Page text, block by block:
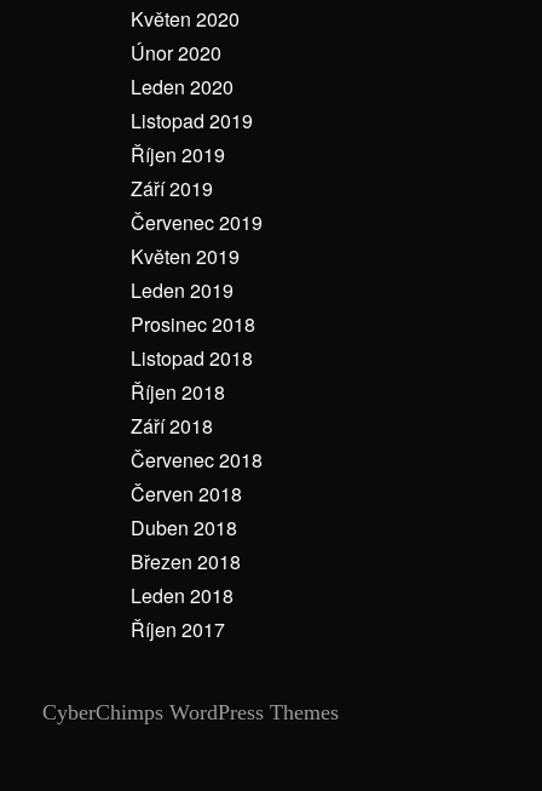
Květen 2020
Únor 2020
Leden 2020
Listopad 2019
Říjen 2019
Září 2019
Červenec 2019
Květen 2019
Leden 2019
Prosinec 2018
Listopad 2018
Říjen 2018
Září 2018
Červenec 2018
Červen 2018
Duben 2018
Březen 2018
Leden 2018
Říjen 2017
CyberChimps WordPress Themes